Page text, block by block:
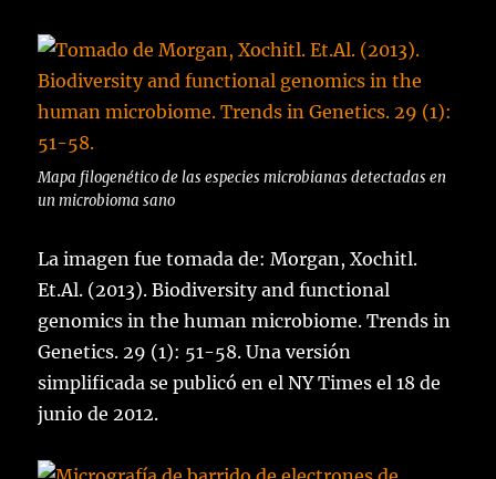
Mapa filogenético de las especies microbianas detectadas en
un microbioma sano
La imagen fue tomada de: Morgan, Xochitl.
Et.Al. (2013). Biodiversity and functional
genomics in the human microbiome. Trends in
Genetics. 29 (1): 51-58. Una versión
simplificada se publicó en el NY Times el 18 de
junio de 2012.